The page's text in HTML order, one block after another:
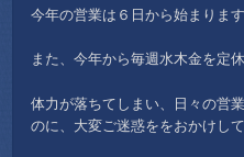
今年の営業は６日から始まります
また、今年から毎週水木金を定
体力が落ちてしまい、日々の営
のに、大変ご迷惑ををおかけし